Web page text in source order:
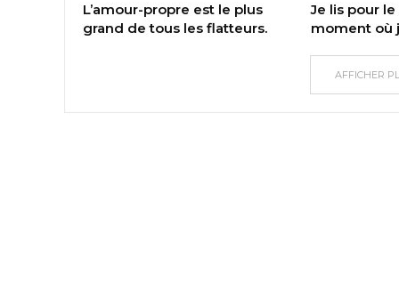
L’amour-propre est le plus
grand de tous les flatteurs.
Je lis pour le
moment où
AFFICHER